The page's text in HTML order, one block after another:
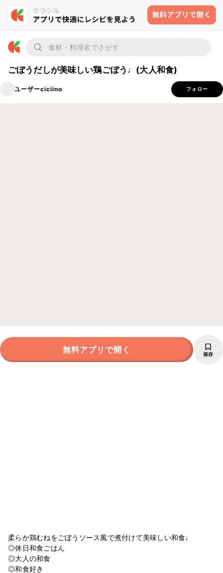
ごぼうだしが美味しい鶏ごぼう♩(大人和食)
ユーザーciciino フォロー
無料アプリで開く 保存
柔らか鶏むねをごぼうソース風で煮付けて美味しい和食♩
◎休日和食ごはん
◎大人の和食
◎和食好き